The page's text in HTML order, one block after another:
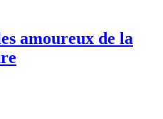
amoureux de la